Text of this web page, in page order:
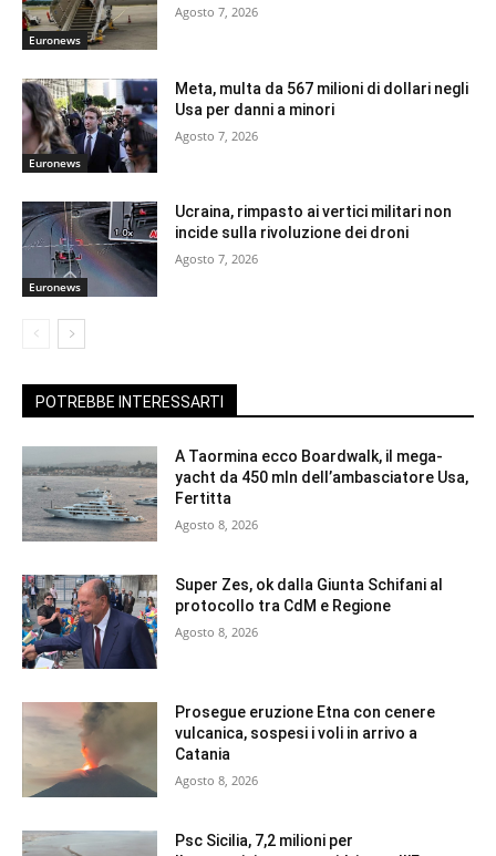
Euronews
Agosto 7, 2026
Euronews
Meta, multa da 567 milioni di dollari negli
Usa per danni a minori
Agosto 7, 2026
Euronews
Ucraina, rimpasto ai vertici militari non
incide sulla rivoluzione dei droni
Agosto 7, 2026
POTREBBE INTERESSARTI
A Taormina ecco Boardwalk, il mega-
yacht da 450 mln dell’ambasciatore Usa,
Fertitta
Agosto 8, 2026
Super Zes, ok dalla Giunta Schifani al
protocollo tra CdM e Regione
Agosto 8, 2026
Prosegue eruzione Etna con cenere
vulcanica, sospesi i voli in arrivo a
Catania
Agosto 8, 2026
Psc Sicilia, 7,2 milioni per